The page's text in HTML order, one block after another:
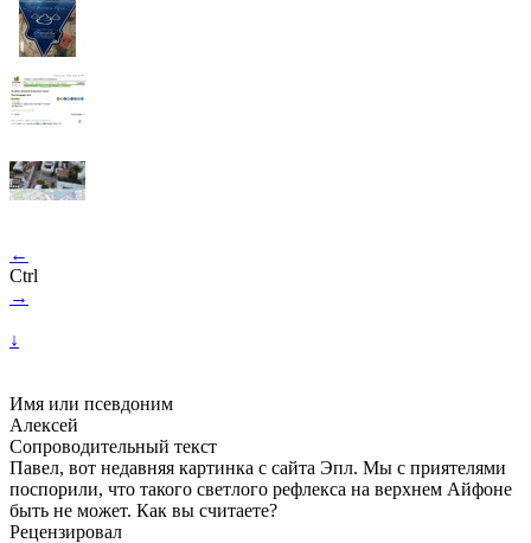
←
Ctrl
→
↓
Имя или псевдоним
Алексей
Сопроводительный текст
Павел, вот недавняя картинка с сайта Эпл. Мы с приятелями
поспорили, что такого светлого рефлекса на верхнем Айфоне
быть не может. Как вы считаете?
Рецензировал